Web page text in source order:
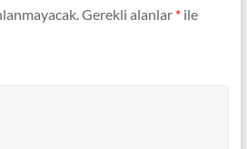
Gerekli alanlar *ile